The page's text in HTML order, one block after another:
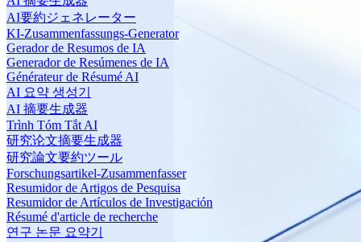
AI要約ジェネレーター
KI-Zusammenfassungs-Generator
Gerador de Resumos de IA
Generador de Resúmenes de IA
Générateur de Résumé AI
AI 요약 생성기
AI 摘要生成器
Trình Tóm Tắt AI
研究论文摘要生成器
研究論文要約ツール
Forschungsartikel-Zusammenfasser
Resumidor de Artigos de Pesquisa
Resumidor de Artículos de Investigación
Résumé d'article de recherche
연구 논문 요약기